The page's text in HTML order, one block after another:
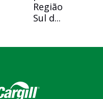
Região
Sul d...